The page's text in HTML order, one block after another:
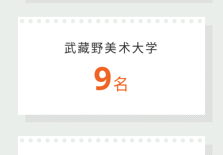
武藏野美术大学
9名